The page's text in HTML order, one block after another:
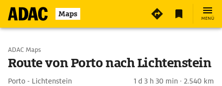
Maps MENÜ
Start wählen
ADAC Maps
Route von Porto nach Lichtenstein
Porto - Lichtenstein 1 d 3 h 30 min · 2.540 km